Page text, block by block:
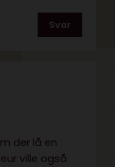
Svar
der lå en
ville også